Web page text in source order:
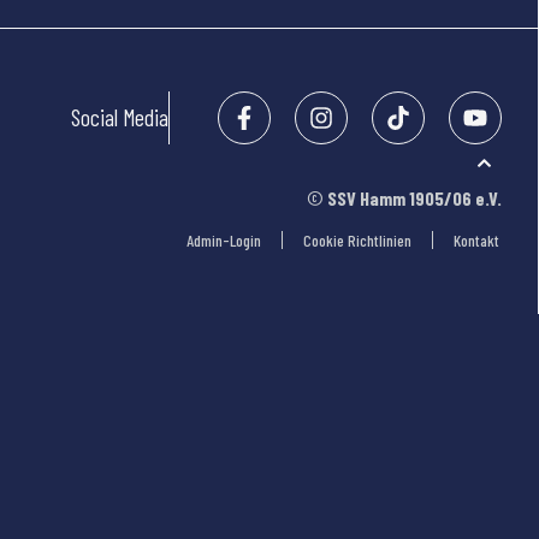
Social Media
© SSV Hamm 1905/06 e.V.
Admin-Login Cookie Richtlinien Kontakt